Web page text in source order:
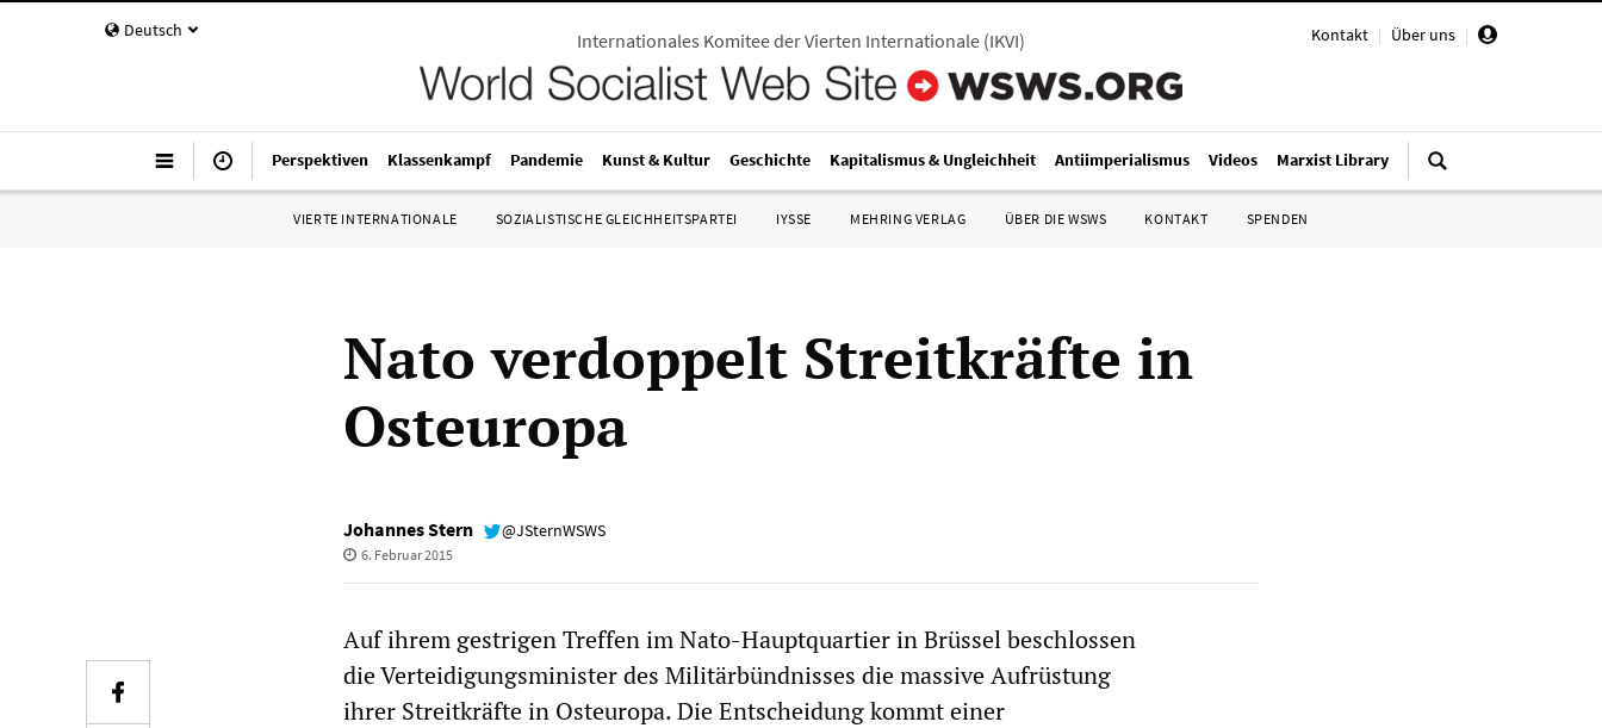
Deutsch Kontakt | Über uns |
Internationales Komitee der Vierten Internationale (IKVI)
Perspektiven Klassenkampf Pandemie Kunst & Kultur Geschichte Kapitalismus & Ungleichheit Antiimperialismus Videos Marxist Library
VIERTE INTERNATIONALE SOZIALISTISCHE GLEICHHEITSPARTEI IYSSE MEHRING VERLAG ÜBER DIE WSWS KONTAKT SPENDEN
Nato verdoppelt Streitkräfte in
Osteuropa
Johannes Stern @JSternWSWS
6. Februar 2015
Auf ihrem gestrigen Treffen im Nato-Hauptquartier in Brüssel beschlossen
die Verteidigungsminister des Militärbündnisses die massive Aufrüstung
ihrer Streitkräfte in Osteuropa. Die Entscheidung kommt einer